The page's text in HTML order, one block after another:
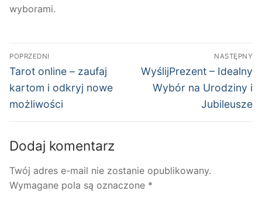
wyborami.
Nawigacja
wpisu
POPRZEDNI
Poprzedni
wpis:
Tarot online – zaufaj
kartom i odkryj nowe
możliwości
NASTĘPNY
Następny
wpis:
WyślijPrezent – Idealny
Wybór na Urodziny i
Jubileusze
Dodaj komentarz
Twój adres e-mail nie zostanie opublikowany.
Wymagane pola są oznaczone *